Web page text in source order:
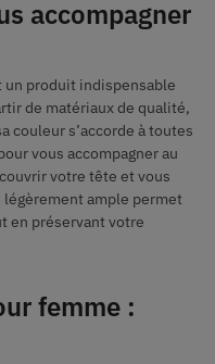
accompagner
un produit indispensable
de matériaux de qualité,
couleur s’accorde à toutes
vous accompagner au
votre tête et vous
légèrement ample permet
en préservant votre
femme :